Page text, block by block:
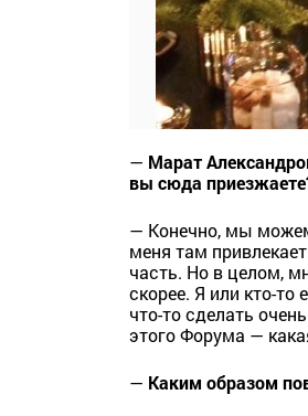
— Марат
вы сюда
— Конечно, мы
меня там
часть. Но в целом,
скорее. Я или кто-
что-то сделать
этого Форума —
— Каким образом